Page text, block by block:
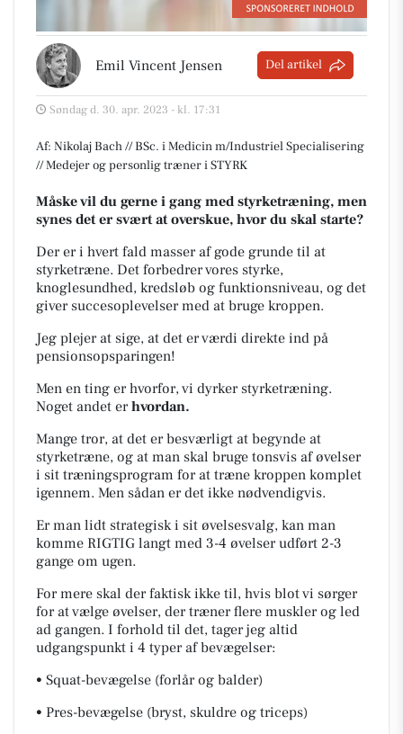
Emil Vincent Jensen Del artikel
Søndag d. 30. apr. 2023 - kl. 17:31
Af: Nikolaj Bach // BSc. i Medicin m/Industriel Specialisering
// Medejer og personlig træner i STYRK
Måske vil du gerne i gang med styrketræning, men
synes det er svært at overskue, hvor du skal starte?
Der er i hvert fald masser af gode grunde til at
styrketræne. Det forbedrer vores styrke,
knoglesundhed, kredsløb og funktionsniveau, og det
giver succesoplevelser med at bruge kroppen.
Jeg plejer at sige, at det er værdi direkte ind på
pensionsopsparingen!
Men en ting er hvorfor, vi dyrker styrketræning.
Noget andet erhvordan.
Mange tror, at det er besværligt at begynde at
styrketræne, og at man skal bruge tonsvis af øvelser
i sit træningsprogram for at træne kroppen komplet
igennem. Men sådan er det ikke nødvendigvis.
Er man lidt strategisk i sit øvelsesvalg, kan man
komme RIGTIG langt med 3-4 øvelser udført 2-3
gange om ugen.
For mere skal der faktisk ikke til, hvis blot vi sørger
for at vælge øvelser, der træner flere muskler og led
ad gangen. I forhold til det, tager jeg altid
udgangspunkt i 4 typer af bevægelser:
• Squat-bevægelse (forlår og balder)
• Pres-bevægelse (bryst, skuldre og triceps)